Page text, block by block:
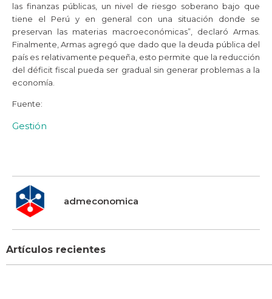
las finanzas públicas, un nivel de riesgo soberano bajo que
tiene el Perú y en general con una situación donde se
preservan las materias macroeconómicas”, declaró Armas.
Finalmente, Armas agregó que dado que la deuda pública del
país es relativamente pequeña, esto permite que la reducción
del déficit fiscal pueda ser gradual sin generar problemas a la
economía.
Fuente:
Gestión
admeconomica
Artículos recientes